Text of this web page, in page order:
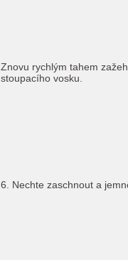
Znovu rychlým tahem
stoupacího vosku.
6. Nechte zaschnout a